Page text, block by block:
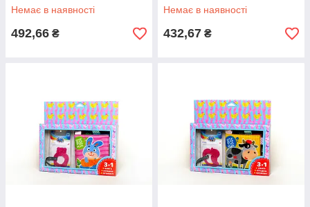
Немає в наявності
492,66 ₴
Немає в наявності
432,67 ₴